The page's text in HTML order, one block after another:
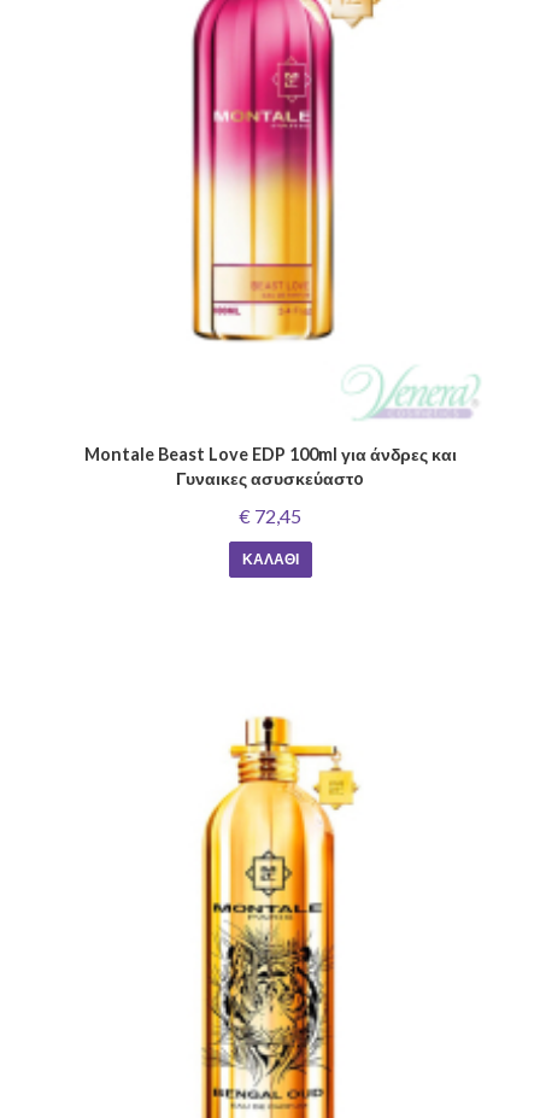
Montale Beast Love EDP 100ml για άνδρες και
Γυναικες ασυσκεύαστo
€ 72,45
ΚΑΛΆΘΙ